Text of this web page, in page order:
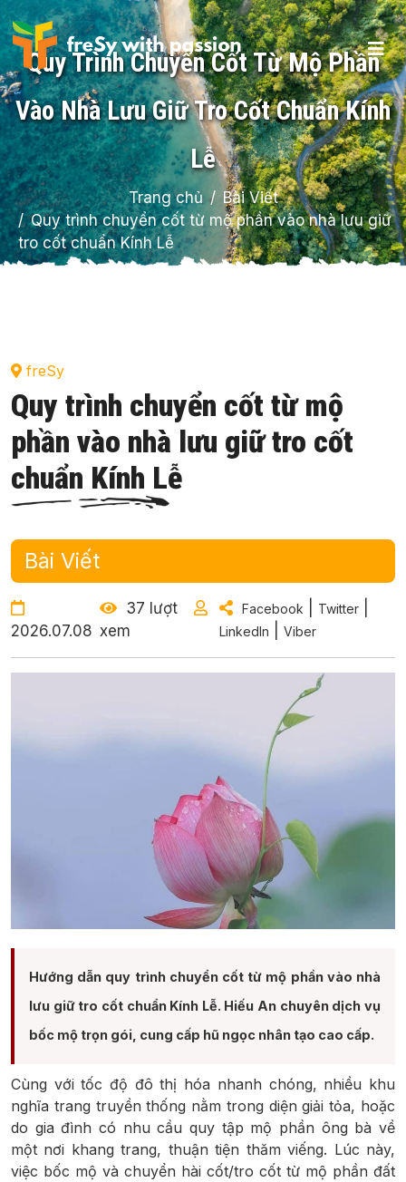
Quy Trình Chuyển Cốt Từ Mộ Phần
Vào Nhà Lưu Giữ Tro Cốt Chuẩn Kính
Lễ
Trang chủ
Bài Viết
Quy trình chuyển cốt từ mộ phần vào nhà lưu giữ
tro cốt chuẩn Kính Lễ
freSy
Quy trình chuyển cốt từ mộ
phần vào nhà lưu giữ tro cốt
chuẩn Kính Lễ
Bài Viết
2026.07.08
37 lượt
xem
Facebook Twitter|
LinkedIn Viber
Hướng dẫn quy trình chuyển cốt từ mộ phần vào nhà
lưu giữ tro cốt chuẩn Kính Lễ. Hiếu An chuyên dịch vụ
bốc mộ trọn gói, cung cấp hũ ngọc nhân tạo cao cấp.
Cùng với tốc độ đô thị hóa nhanh chóng, nhiều khu
nghĩa trang truyền thống nằm trong diện giải tỏa, hoặc
do gia đình có nhu cầu quy tập mộ phần ông bà về
một nơi khang trang, thuận tiện thăm viếng. Lúc này,
việc bốc mộ và chuyển hài cốt/tro cốt từ mộ phần đất